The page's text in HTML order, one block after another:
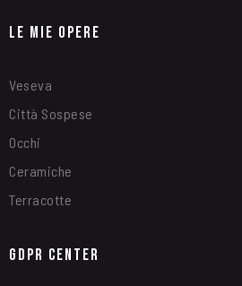
Le Mie Opere
Veseva
Città Sospese
Occhi
Ceramiche
Terracotte
GDPR Center